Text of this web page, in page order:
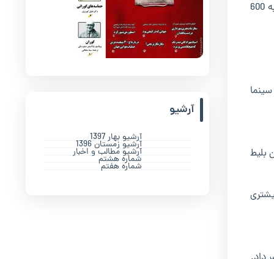
سروری این اعتبار را رقمی کلان برای حوزه هنری دانست و یادآوری کرد: کل بودجه حوزه هنری استان با حقوق و هزینه تولیدات در سال به 600
بلیط
آرشیو
آرشیو بهار 1397
آرشیو زمستان 1396
آرشیو مطالب و اخبار
شماره هشتم
شماره هفتم